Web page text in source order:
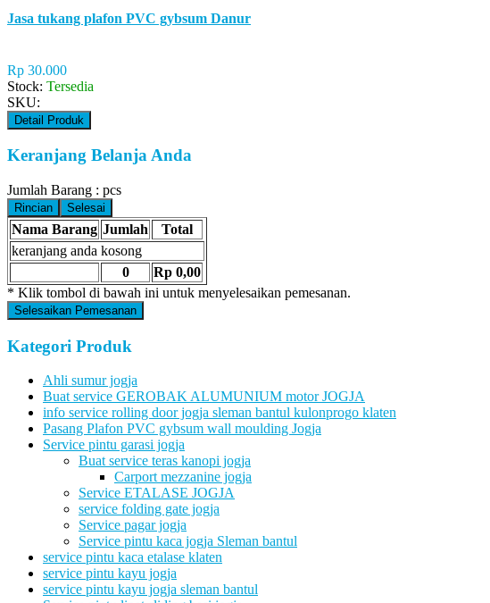
Jasa tukang plafon PVC gybsum Danur
Rp 30.000
Stock: Tersedia
SKU:
Detail Produk
Keranjang Belanja Anda
Jumlah Barang : pcs
Rincian Selesai
Nama Barang Jumlah Total
0 Rp 0,00
keranjang anda kosong
* Klik tombol di bawah ini untuk menyelesaikan pemesanan.
Selesaikan Pemesanan
Kategori Produk
Ahli sumur jogja
Buat service GEROBAK ALUMUNIUM motor JOGJA
info service rolling door jogja sleman bantul kulonprogo klaten
Pasang Plafon PVC gybsum wall moulding Jogja
Service pintu garasi jogja
Buat service teras kanopi jogja
Carport mezzanine jogja
Service ETALASE JOGJA
service folding gate jogja
Service pagar jogja
Service pintu kaca jogja Sleman bantul
service pintu kaca etalase klaten
service pintu kayu jogja
service pintu kayu jogja sleman bantul